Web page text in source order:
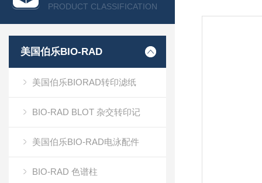
PRODUCT CLASSIFICATION
美国伯乐BIO-RAD
美国伯乐BIORAD转印滤纸
BIO-RAD BLOT 杂交转印记
美国伯乐BIO-RAD电泳配件
BIO-RAD 色谱柱